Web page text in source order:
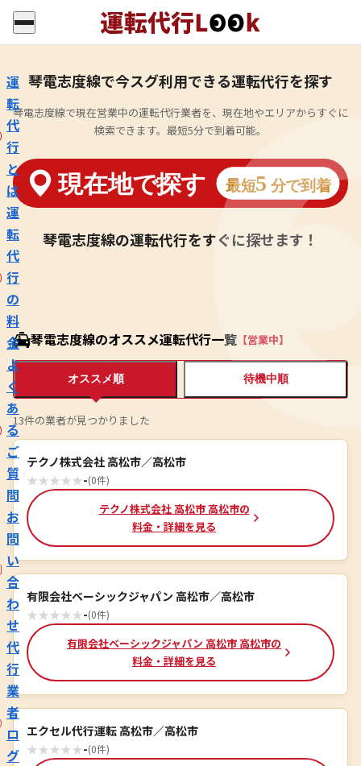
運
転
代
行
と
は
運
転
代
行
の
料
金
よ
く
あ
る
ご
質
問
お
問
い
合
わ
せ
代
行
業
者
ロ
グ
琴電志度線で今スグ利用できる運転代行を探す
琴電志度線で現在営業中の運転代行業者を、現在地やエリアからすぐに
検索できます。最短5分で到着可能。
琴電志度線の運転代行をすぐに探せます！
琴電志度線のオススメ運転代行一覧 【営業中】
オススメ順 待機中順
13件の業者が見つかりました
テクノ株式会社 高松市／高松市
★★★★★-(0件)
テクノ株式会社 高松市 高松市の
料金・詳細を見る
有限会社ベーシックジャパン 高松市／高松市
★★★★★-(0件)
有限会社ベーシックジャパン 高松市 高松市の
料金・詳細を見る
エクセル代行運転 高松市／高松市
★★★★★-(0件)